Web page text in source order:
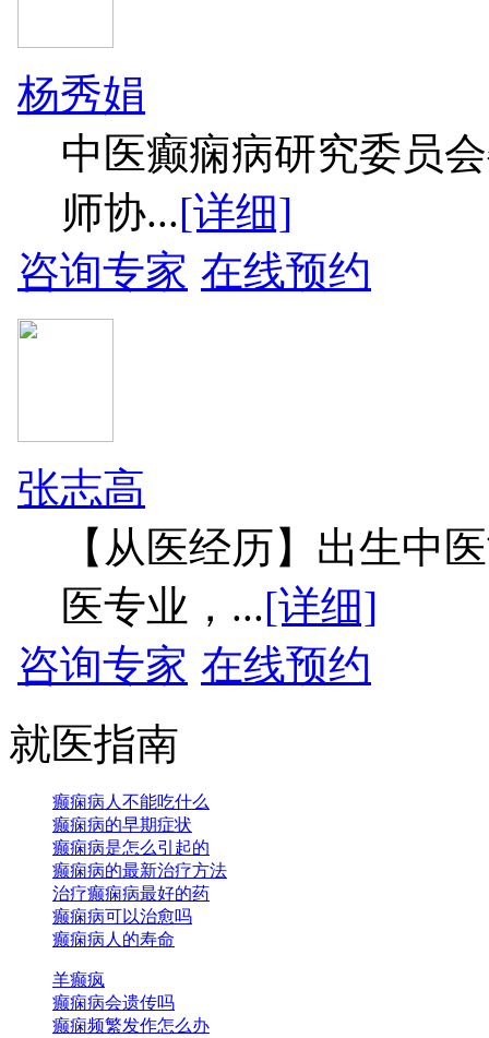
杨秀娟
中医癫痫病研究委员
师协...[详细]
咨询专家 在线预约
张志高
【从医经历】出生中
医专业，...[详细]
咨询专家 在线预约
就医指南
癫痫病人不能吃什么
癫痫病的早期症状
癫痫病是怎么引起的
癫痫病的最新治疗方法
治疗癫痫病最好的药
癫痫病可以治愈吗
癫痫病人的寿命
羊癫疯
癫痫病会遗传吗
癫痫频繁发作怎么办